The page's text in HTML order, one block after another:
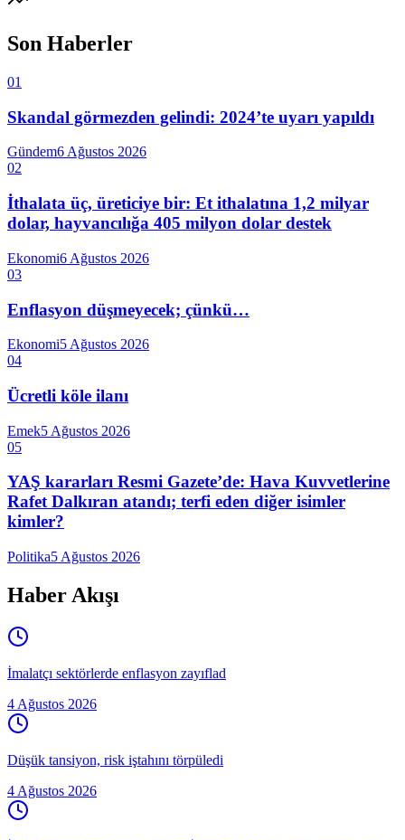
Son Haberler
01
Skandal görmezden gelindi: 2024’te uyarı yapıldı
Gündem6 Ağustos 2026
02
İthalata üç, üreticiye bir: Et ithalatına 1,2 milyar
dolar, hayvancılığa 405 milyon dolar destek
Ekonomi6 Ağustos 2026
03
Enflasyon düşmeyecek; çünkü…
Ekonomi5 Ağustos 2026
04
Ücretli köle ilanı
Emek5 Ağustos 2026
05
YAŞ kararları Resmi Gazete’de: Hava Kuvvetlerine
Rafet Dalkıran atandı; terfi eden diğer isimler
kimler?
Politika5 Ağustos 2026
Haber Akışı
İmalatçı sektörlerde enflasyon zayıflad
4 Ağustos 2026
Düşük tansiyon, risk iştahını törpüledi
4 Ağustos 2026